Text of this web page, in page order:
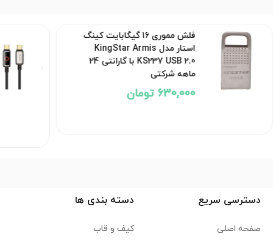
فلش مموری 16 گیگابایت کینگ
استار مدل KingStar Armis
KS237 USB 2.0 با گارانتی 24
ماهه شرکتی
630,000 تومان
دسترسی سریع
صفحه اصلی
دسته بندی ها
کیف و قاب